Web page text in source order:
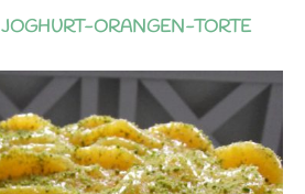
JOGHURT-ORANGEN-TORTE